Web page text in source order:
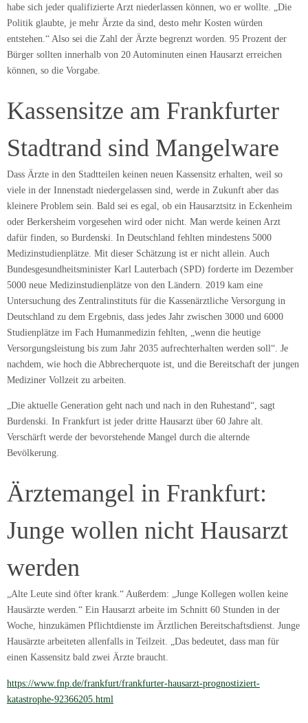
habe sich jeder qualifizierte Arzt niederlassen können, wo er wollte. „Die
Politik glaubte, je mehr Ärzte da sind, desto mehr Kosten würden
entstehen.“ Also sei die Zahl der Ärzte begrenzt worden. 95 Prozent der
Bürger sollten innerhalb von 20 Autominuten einen Hausarzt erreichen
können, so die Vorgabe.
Kassensitze am Frankfurter
Stadtrand sind Mangelware
Dass Ärzte in den Stadtteilen keinen neuen Kassensitz erhalten, weil so
viele in der Innenstadt niedergelassen sind, werde in Zukunft aber das
kleinere Problem sein. Bald sei es egal, ob ein Hausarztsitz in Eckenheim
oder Berkersheim vorgesehen wird oder nicht. Man werde keinen Arzt
dafür finden, so Burdenski. In Deutschland fehlten mindestens 5000
Medizinstudienplätze. Mit dieser Schätzung ist er nicht allein. Auch
Bundesgesundheitsminister Karl Lauterbach (SPD) forderte im Dezember
5000 neue Medizinstudienplätze von den Ländern. 2019 kam eine
Untersuchung des Zentralinstituts für die Kassenärztliche Versorgung in
Deutschland zu dem Ergebnis, dass jedes Jahr zwischen 3000 und 6000
Studienplätze im Fach Humanmedizin fehlten, „wenn die heutige
Versorgungsleistung bis zum Jahr 2035 aufrechterhalten werden soll“. Je
nachdem, wie hoch die Abbrecherquote ist, und die Bereitschaft der jungen
Mediziner Vollzeit zu arbeiten.
„Die aktuelle Generation geht nach und nach in den Ruhestand“, sagt
Burdenski. In Frankfurt ist jeder dritte Hausarzt über 60 Jahre alt.
Verschärft werde der bevorstehende Mangel durch die alternde
Bevölkerung.
Ärztemangel in Frankfurt:
Junge wollen nicht Hausarzt
werden
„Alte Leute sind öfter krank.“ Außerdem: „Junge Kollegen wollen keine
Hausärzte werden.“ Ein Hausarzt arbeite im Schnitt 60 Stunden in der
Woche, hinzukämen Pflichtdienste im Ärztlichen Bereitschaftsdienst. Junge
Hausärzte arbeiteten allenfalls in Teilzeit. „Das bedeutet, dass man für
einen Kassensitz bald zwei Ärzte braucht.
https://www.fnp.de/frankfurt/frankfurter-hausarzt-prognostiziert-
katastrophe-92366205.html